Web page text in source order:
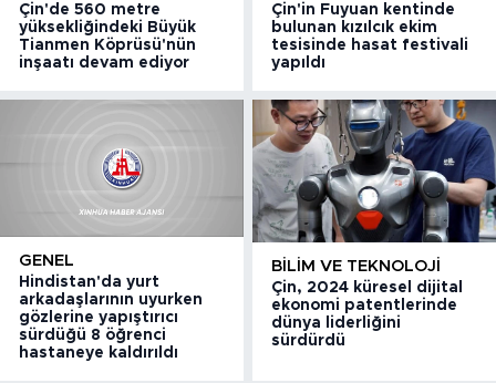
Çin'de 560 metre
yüksekliğindeki Büyük
Tianmen Köprüsü'nün
inşaatı devam ediyor
Çin'in Fuyuan kentinde
bulunan kızılcık ekim
tesisinde hasat festivali
yapıldı
GENEL
Hindistan'da yurt
arkadaşlarının uyurken
gözlerine yapıştırıcı
sürdüğü 8 öğrenci
hastaneye kaldırıldı
BILIM VE TEKNOLOJI
Çin, 2024 küresel dijital
ekonomi patentlerinde
dünya liderliğini
sürdürdü